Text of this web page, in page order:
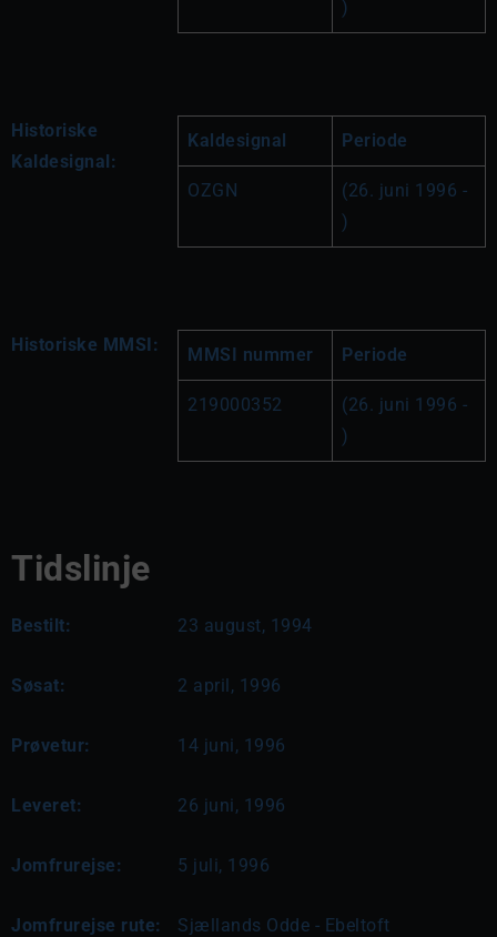
)
Historiske
Kaldesignal:
Kaldesignal Periode
OZGN
(26. juni 1996 -
)
Historiske MMSI: MMSI nummer Periode
219000352
(26. juni 1996 -
)
Tidslinje
Bestilt: 23 august, 1994
Søsat: 2 april, 1996
Prøvetur: 14 juni, 1996
Leveret: 26 juni, 1996
Jomfrurejse: 5 juli, 1996
Jomfrurejse rute: Sjællands Odde - Ebeltoft